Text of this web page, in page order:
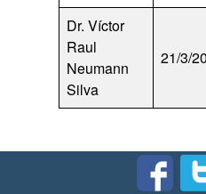
Dr. Víctor
Raul
Neumann
Silva
21/3/